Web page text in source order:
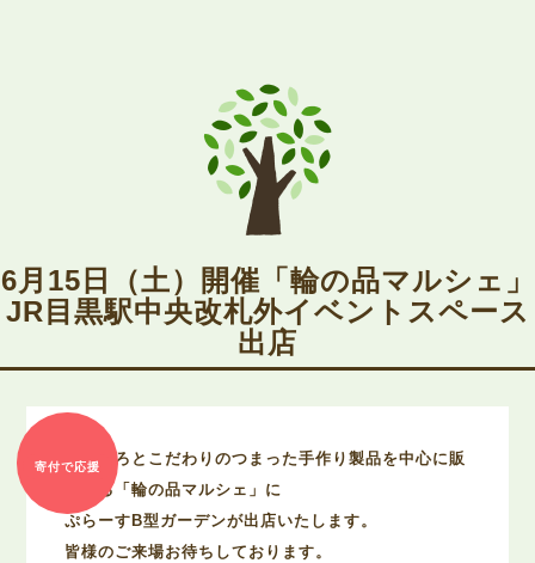
6月15日（土）開催「輪の品マルシェ」
JR目黒駅中央改札外イベントスペース
出店
まごころとこだわりのつまった手作り製品を中心に販
売する「輪の品マルシェ」に
ぷらーすB型ガーデンが出店いたします。
皆様のご来場お待ちしております。
寄付で応援